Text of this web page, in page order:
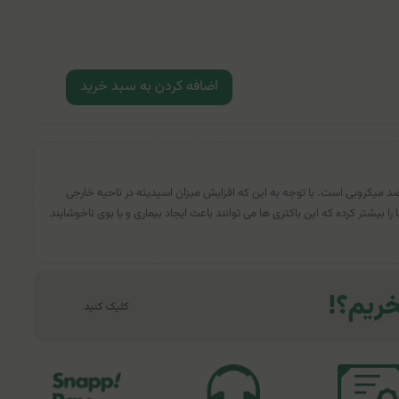
اضافه کردن به سبد خرید
میکروبی است. با توجه به این که افزایش میزان اسیدیته در ناحیه خارجی
بیشتر کرده که این باکتری ها می توانند باعث ایجاد بیماری و یا بوی ناخوشایند